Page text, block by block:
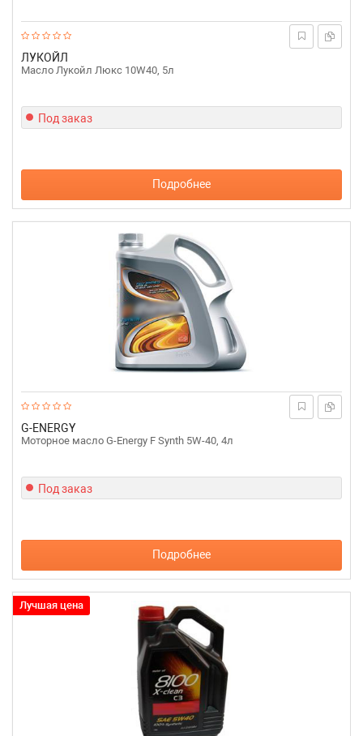
ЛУКОЙЛ
Масло Лукойл Люкс 10W40, 5л
Под заказ
Подробнее
G-ENERGY
Моторное масло G-Energy F Synth 5W-40, 4л
Под заказ
Подробнее
Лучшая цена